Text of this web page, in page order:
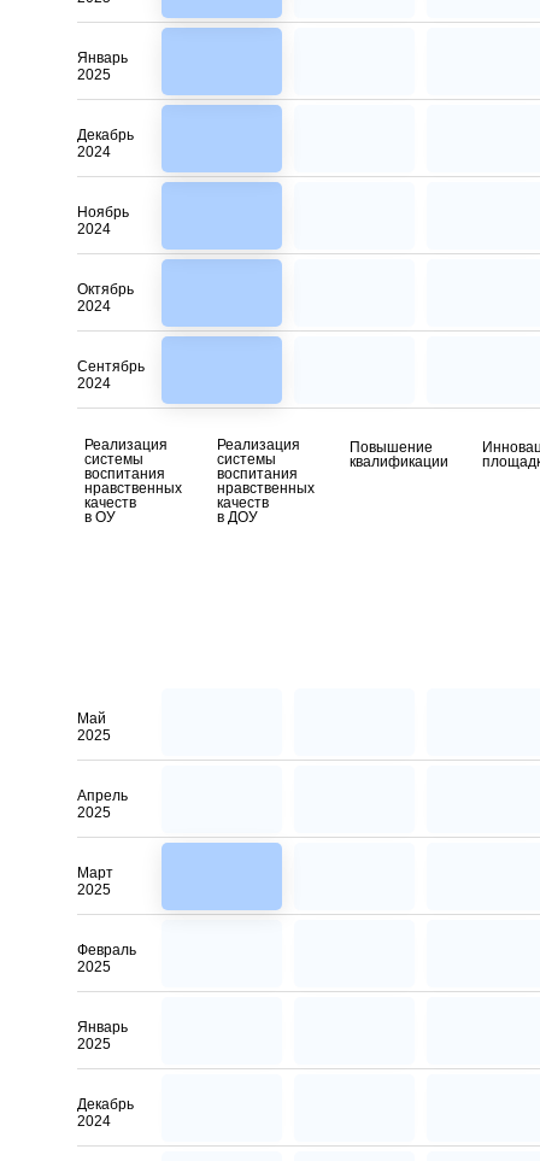
Сентябрь
2024
Октябрь
2024
Ноябрь
2024
Декабрь
2024
Январь
2025
Повышение
квалификации
Реализация
системы
воспитания
нравственных
качеств
в ДОУ
Реализация
системы
воспитания
нравственных
качеств
в ОУ
Декабрь
2024
Январь
2025
Февраль
2025
Март
2025
Май
2025
Апрель
2025